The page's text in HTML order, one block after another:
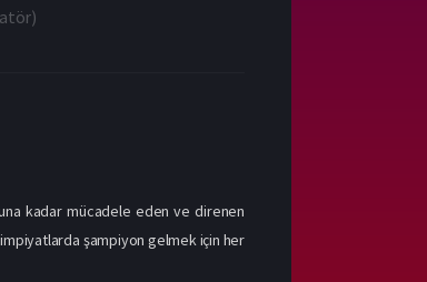
)
kadar mücadele eden ve direnen
şampiyon gelmek için her